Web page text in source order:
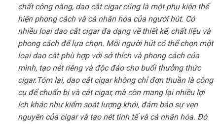
chất công năng, dao cắt cigar cũng là một phụ kiện thể
hiện phong cách và cá nhân hóa của người hút. Có
nhiều loại dao cắt cigar đa dạng về thiết kế, chất liệu và
phong cách để lựa chọn. Mỗi người hút có thể chọn một
loại dao cắt phù hợp với sở thích và phong cách của
mình, tạo nét riêng và độc đáo cho buổi thưởng thức
cigar.Tóm lại, dao cắt cigar không chỉ đơn thuần là công
cụ để chuẩn bị và cắt cigar, mà còn mang lại nhiều lợi
ích khác như kiểm soát lượng khói, đảm bảo sự vẹn
nguyên của cigar và tạo nét tinh tế và cá nhân hóa. Đó